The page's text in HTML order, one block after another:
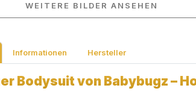
WEITERE BILDER ANSEHEN
Informationen Hersteller
Bodysuit von Babybugz –